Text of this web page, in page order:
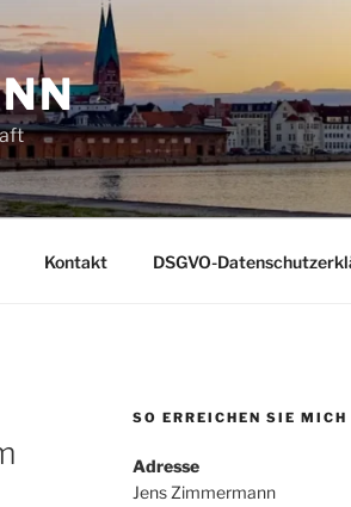
Kontakt DSGVO-
SO ERREICHEN SIE MICH
Adresse
Jens Zimmermann